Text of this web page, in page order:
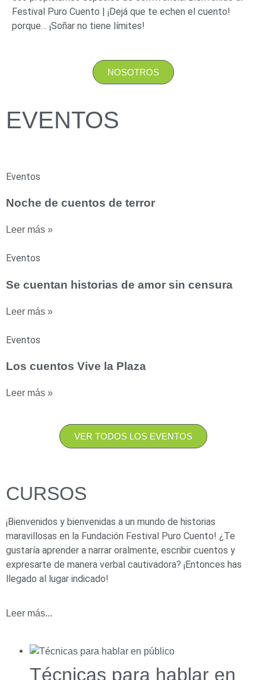
Festival Puro Cuento | ¡Dejá que te echen el cuento!
porque… ¡Soñar no tiene límites!
NOSOTROS
EVENTOS
Eventos
Noche de cuentos de terror
Leer más »
Eventos
Se cuentan historias de amor sin censura
Leer más »
Eventos
Los cuentos Vive la Plaza
Leer más »
VER TODOS LOS EVENTOS
CURSOS
¡Bienvenidos y bienvenidas a un mundo de historias
maravillosas en la Fundación Festival Puro Cuento! ¿Te
gustaría aprender a narrar oralmente, escribir cuentos y
expresarte de manera verbal cautivadora? ¡Entonces has
llegado al lugar indicado!
Leer más...
Técnicas para hablar en